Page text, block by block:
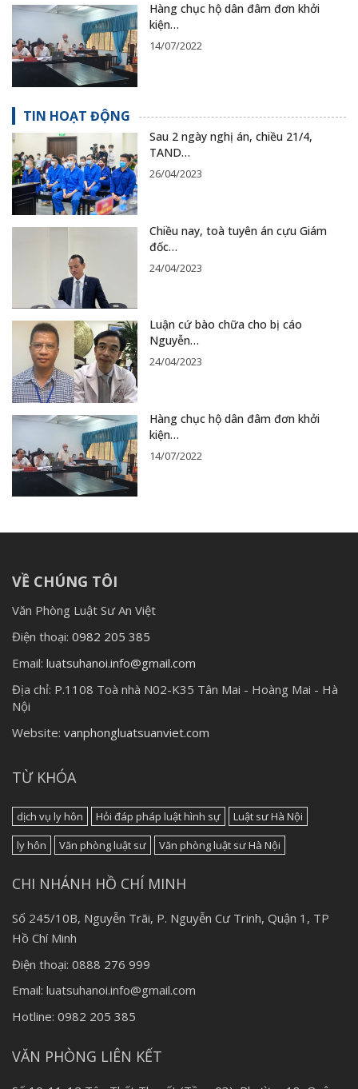
Hàng chục hộ dân đâm đơn khởi
kiện…
14/07/2022
TIN HOẠT ĐỘNG
Sau 2 ngày nghị án, chiều 21/4,
TAND…
26/04/2023
Chiều nay, toà tuyên án cựu Giám
đốc…
24/04/2023
Luận cứ bào chữa cho bị cáo
Nguyễn…
24/04/2023
Hàng chục hộ dân đâm đơn khởi
kiện…
14/07/2022
VỀ CHÚNG TÔI
Văn Phòng Luật Sư An Việt
Điện thoại: 0982 205 385
Email: luatsuhanoi.info@gmail.com
Địa chỉ: P.1108 Toà nhà N02-K35 Tân Mai - Hoàng Mai - Hà
Nội
Website: vanphongluatsuanviet.com
TỪ KHÓA
dịch vụ ly hôn Hỏi đáp pháp luật hình sự
Luật sư Hà Nội
ly hôn
Văn phòng luật sư Văn phòng luật sư Hà Nội
CHI NHÁNH HỒ CHÍ MINH
Số 245/10B, Nguyễn Trãi, P. Nguyễn Cư Trinh, Quận 1, TP
Hồ Chí Minh
Điện thoại: 0888 276 999
Email: luatsuhanoi.info@gmail.com
Hotline: 0982 205 385
VĂN PHÒNG LIÊN KẾT